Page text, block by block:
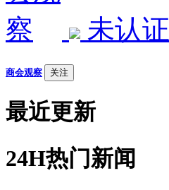
未认证
商会观察 关注
最近更新
24H热门新闻